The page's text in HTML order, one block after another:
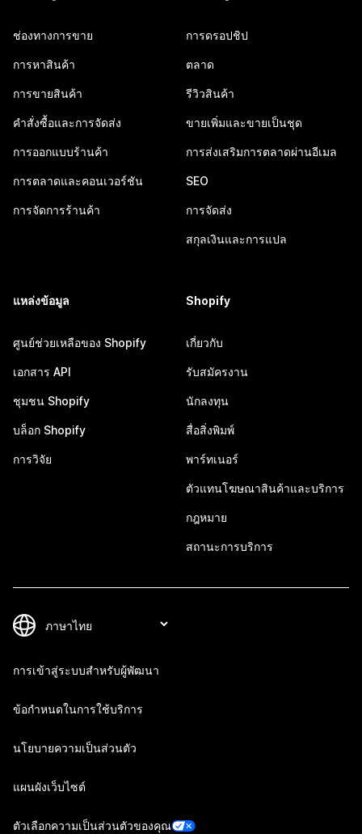
ช่องทางการขาย
การหาสินค้า
การขายสินค้า
คำสั่งซื้อและการจัดส่ง
การออกแบบร้านค้า
การตลาดและคอนเวอร์ชัน
การจัดการร้านค้า
การดรอปชิป
ตลาด
รีวิวสินค้า
ขายเพิ่มและขายเป็นชุด
การส่งเสริมการตลาดผ่านอีเมล
SEO
การจัดส่ง
สกุลเงินและการแปล
แหล่งข้อมูล
ศูนย์ช่วยเหลือของ Shopify
เอกสาร API
ชุมชน Shopify
บล็อก Shopify
การวิจัย
Shopify
เกี่ยวกับ
รับสมัครงาน
นักลงทุน
สื่อสิ่งพิมพ์
พาร์ทเนอร์
ตัวแทนโฆษณาสินค้าและบริการ
กฎหมาย
สถานะการบริการ
การเข้าสู่ระบบสำหรับผู้พัฒนา
ข้อกำหนดในการใช้บริการ
นโยบายความเป็นส่วนตัว
แผนผังเว็บไซต์
ตัวเลือกความเป็นส่วนตัวของคุณ